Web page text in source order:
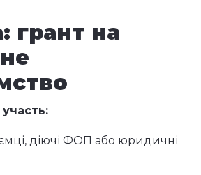
грант на
діючі ФОП або юридичні